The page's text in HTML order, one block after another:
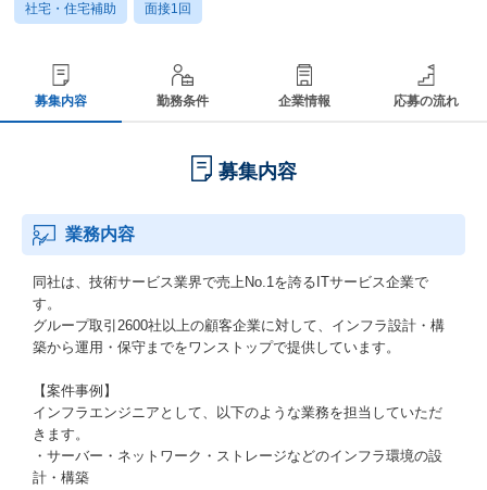
社宅・住宅補助 面接1回
募集内容 勤務条件 企業情報 応募の流れ
募集内容
業務内容
同社は、技術サービス業界で売上No.1を誇るITサービス企業で
す。
グループ取引2600社以上の顧客企業に対して、インフラ設計・構
築から運用・保守までをワンストップで提供しています。
【案件事例】
インフラエンジニアとして、以下のような業務を担当していただ
きます。
・サーバー・ネットワーク・ストレージなどのインフラ環境の設
計・構築